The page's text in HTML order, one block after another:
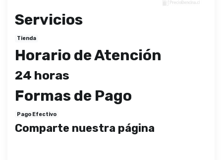
Servicios
Tienda
Horario de Atención
24 horas
Formas de Pago
Pago Efectivo
Comparte nuestra página